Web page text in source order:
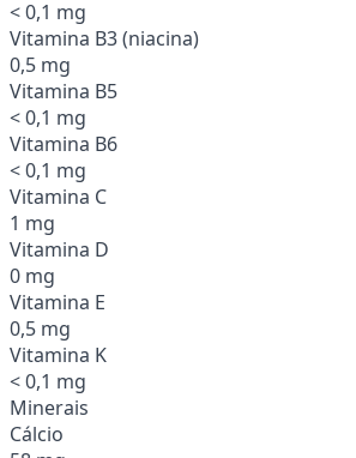
< 0,1 mg
Vitamina B3 (niacina)
0,5 mg
Vitamina B5
< 0,1 mg
Vitamina B6
< 0,1 mg
Vitamina C
1 mg
Vitamina D
0 mg
Vitamina E
0,5 mg
Vitamina K
< 0,1 mg
Minerais
Cálcio